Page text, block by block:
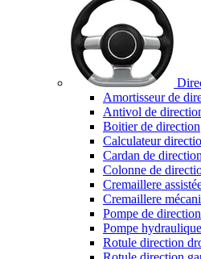
Amortisseur de
Antivol de
Boitier de direction
Calculateur
Cardan de direction
Colonne de
Cremaillere
Cremaillere
Pompe de direction
Pompe hydraulique
Rotule direction